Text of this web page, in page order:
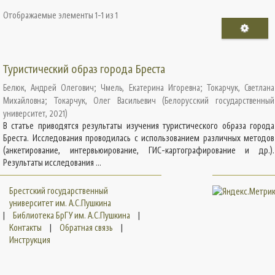
Отображаемые элементы 1-1 из 1
Туристический образ города Бреста
Белюк, Андрей Олегович; Чмель, Екатерина Игоревна; Токарчук, Светлана
Михайловна; Токарчук, Олег Васильевич (Белорусский государственный
университет, 2021)
В статье приводятся результаты изучения туристического образа города
Бреста. Исследования проводилась с использованием различных методов
(анкетирование, интервьюирование, ГИС-картографирование и др.).
Результаты исследования ...
Брестский государственный
университет им. А.С.Пушкина
|
Библиотека БрГУ им. А.С.Пушкина
|
Контакты
| Обратная связь
|
Инструкция